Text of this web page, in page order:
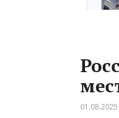
01.08.2025